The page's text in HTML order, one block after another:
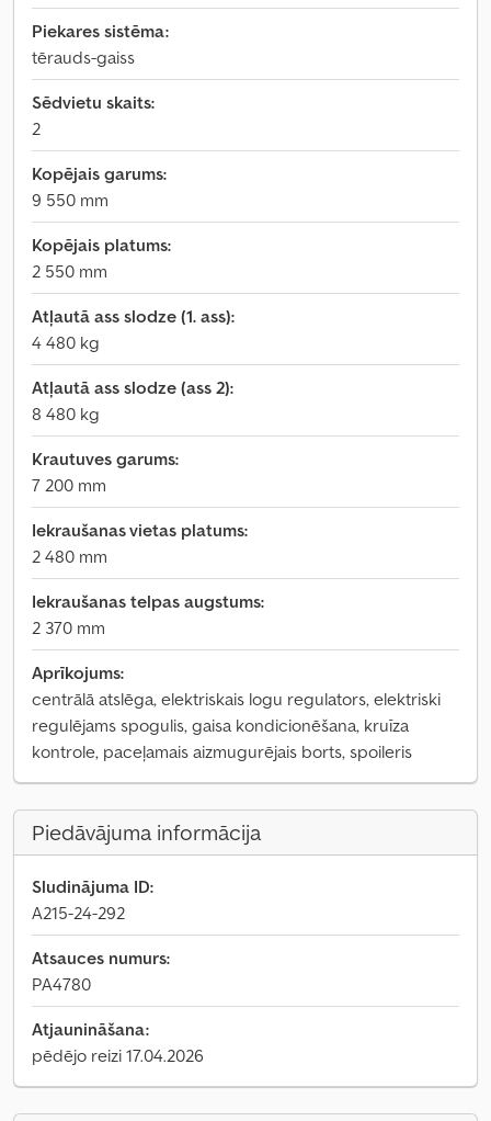
Piekares sistēma:
tērauds-gaiss
Sēdvietu skaits:
2
Kopējais garums:
9 550 mm
Kopējais platums:
2 550 mm
Atļautā ass slodze (1. ass):
4 480 kg
Atļautā ass slodze (ass 2):
8 480 kg
Krautuves garums:
7 200 mm
Iekraušanas vietas platums:
2 480 mm
Iekraušanas telpas augstums:
2 370 mm
Aprīkojums:
centrālā atslēga, elektriskais logu regulators, elektriski
regulējams spogulis, gaisa kondicionēšana, kruīza
kontrole, paceļamais aizmugurējais borts, spoileris
Piedāvājuma informācija
Sludinājuma ID:
A215-24-292
Atsauces numurs:
PA4780
Atjaunināšana:
pēdējo reizi 17.04.2026